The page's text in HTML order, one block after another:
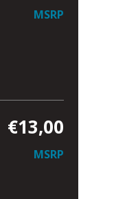
MSRP
€13,00
MSRP